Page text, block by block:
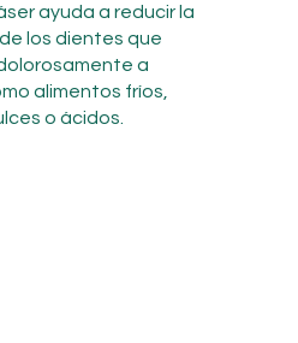
ayuda a reducir la
los dientes que
a
alimentos fríos,
o ácidos.